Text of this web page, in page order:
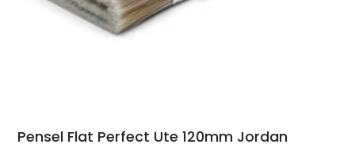
Pensel Flat Perfect Ute 120mm Jordan